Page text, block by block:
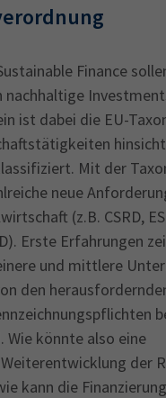
Finance
ist dabei die EU-
Mit der
neue
(z.B. CSRD,
Erste Erfahrungen
und mittlere
den
könnte also eine
der
kann die